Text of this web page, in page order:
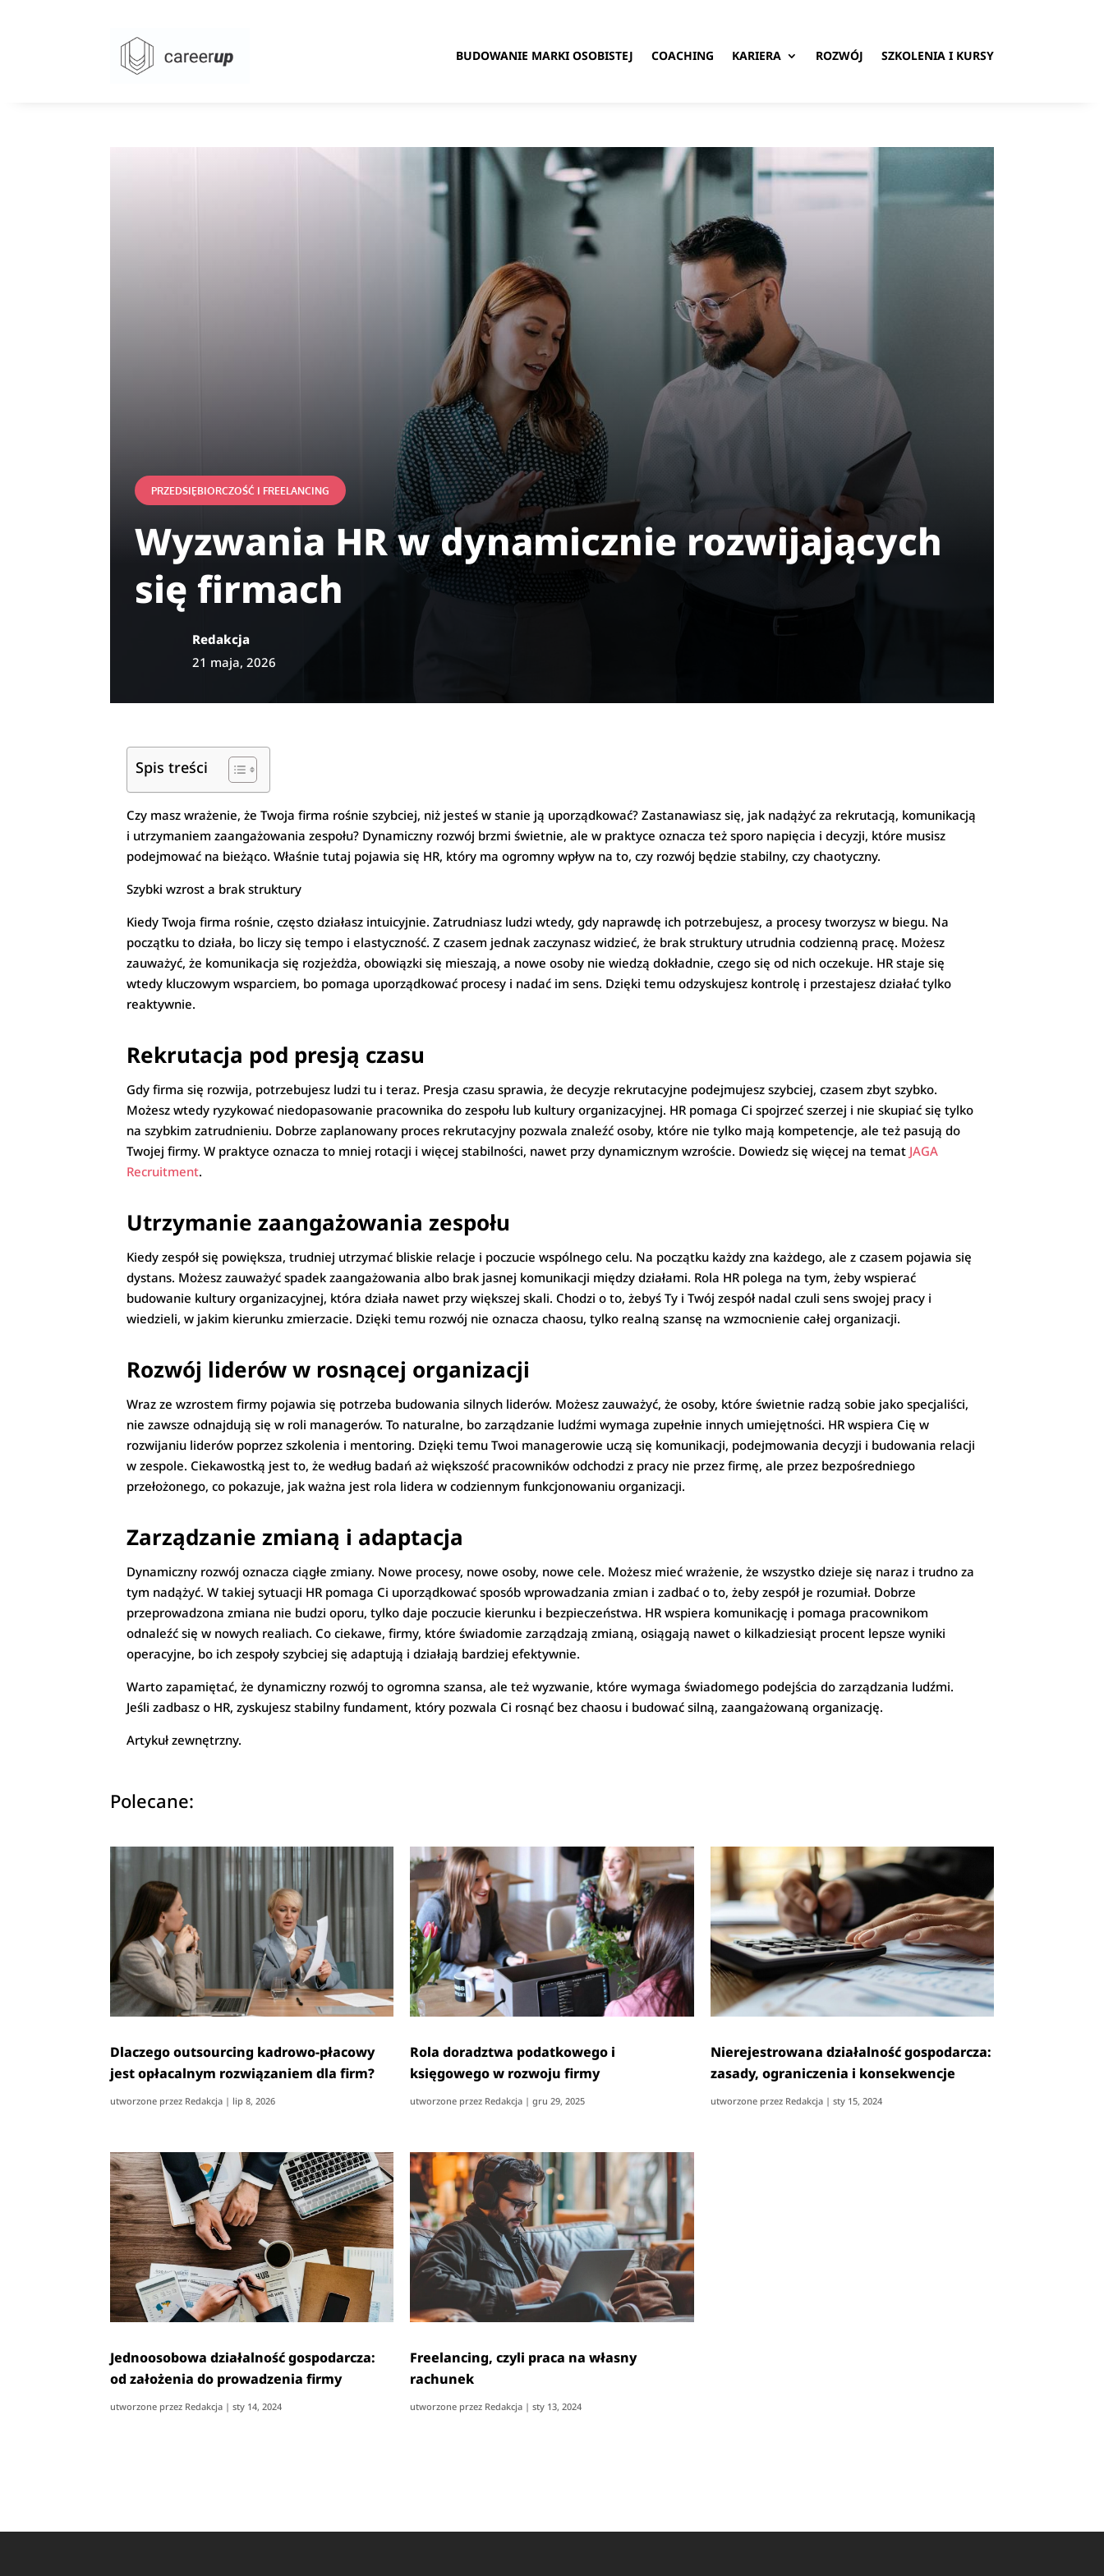
BUDOWANIE MARKI OSOBISTEJ COACHING KARIERA ROZWÓJ SZKOLENIA I KURSY
PRZEDSIĘBIORCZOŚĆ I FREELANCING
Wyzwania HR w dynamicznie rozwijających
się firmach
Redakcja
21 maja, 2026
Spis treści
Czy masz wrażenie, że Twoja firma rośnie szybciej, niż jesteś w stanie ją uporządkować? Zastanawiasz się, jak nadążyć za rekrutacją, komunikacją
i utrzymaniem zaangażowania zespołu? Dynamiczny rozwój brzmi świetnie, ale w praktyce oznacza też sporo napięcia i decyzji, które musisz
podejmować na bieżąco. Właśnie tutaj pojawia się HR, który ma ogromny wpływ na to, czy rozwój będzie stabilny, czy chaotyczny.
Szybki wzrost a brak struktury
Kiedy Twoja firma rośnie, często działasz intuicyjnie. Zatrudniasz ludzi wtedy, gdy naprawdę ich potrzebujesz, a procesy tworzysz w biegu. Na
początku to działa, bo liczy się tempo i elastyczność. Z czasem jednak zaczynasz widzieć, że brak struktury utrudnia codzienną pracę. Możesz
zauważyć, że komunikacja się rozjeżdża, obowiązki się mieszają, a nowe osoby nie wiedzą dokładnie, czego się od nich oczekuje. HR staje się
wtedy kluczowym wsparciem, bo pomaga uporządkować procesy i nadać im sens. Dzięki temu odzyskujesz kontrolę i przestajesz działać tylko
reaktywnie.
Rekrutacja pod presją czasu
Gdy firma się rozwija, potrzebujesz ludzi tu i teraz. Presja czasu sprawia, że decyzje rekrutacyjne podejmujesz szybciej, czasem zbyt szybko.
Możesz wtedy ryzykować niedopasowanie pracownika do zespołu lub kultury organizacyjnej. HR pomaga Ci spojrzeć szerzej i nie skupiać się tylko
na szybkim zatrudnieniu. Dobrze zaplanowany proces rekrutacyjny pozwala znaleźć osoby, które nie tylko mają kompetencje, ale też pasują do
Twojej firmy. W praktyce oznacza to mniej rotacji i więcej stabilności, nawet przy dynamicznym wzroście. Dowiedz się więcej na temat JAGA
Recruitment.
Utrzymanie zaangażowania zespołu
Kiedy zespół się powiększa, trudniej utrzymać bliskie relacje i poczucie wspólnego celu. Na początku każdy zna każdego, ale z czasem pojawia się
dystans. Możesz zauważyć spadek zaangażowania albo brak jasnej komunikacji między działami. Rola HR polega na tym, żeby wspierać
budowanie kultury organizacyjnej, która działa nawet przy większej skali. Chodzi o to, żebyś Ty i Twój zespół nadal czuli sens swojej pracy i
wiedzieli, w jakim kierunku zmierzacie. Dzięki temu rozwój nie oznacza chaosu, tylko realną szansę na wzmocnienie całej organizacji.
Rozwój liderów w rosnącej organizacji
Wraz ze wzrostem firmy pojawia się potrzeba budowania silnych liderów. Możesz zauważyć, że osoby, które świetnie radzą sobie jako specjaliści,
nie zawsze odnajdują się w roli managerów. To naturalne, bo zarządzanie ludźmi wymaga zupełnie innych umiejętności. HR wspiera Cię w
rozwijaniu liderów poprzez szkolenia i mentoring. Dzięki temu Twoi managerowie uczą się komunikacji, podejmowania decyzji i budowania relacji
w zespole. Ciekawostką jest to, że według badań aż większość pracowników odchodzi z pracy nie przez firmę, ale przez bezpośredniego
przełożonego, co pokazuje, jak ważna jest rola lidera w codziennym funkcjonowaniu organizacji.
Zarządzanie zmianą i adaptacja
Dynamiczny rozwój oznacza ciągłe zmiany. Nowe procesy, nowe osoby, nowe cele. Możesz mieć wrażenie, że wszystko dzieje się naraz i trudno za
tym nadążyć. W takiej sytuacji HR pomaga Ci uporządkować sposób wprowadzania zmian i zadbać o to, żeby zespół je rozumiał. Dobrze
przeprowadzona zmiana nie budzi oporu, tylko daje poczucie kierunku i bezpieczeństwa. HR wspiera komunikację i pomaga pracownikom
odnaleźć się w nowych realiach. Co ciekawe, firmy, które świadomie zarządzają zmianą, osiągają nawet o kilkadziesiąt procent lepsze wyniki
operacyjne, bo ich zespoły szybciej się adaptują i działają bardziej efektywnie.
Warto zapamiętać, że dynamiczny rozwój to ogromna szansa, ale też wyzwanie, które wymaga świadomego podejścia do zarządzania ludźmi.
Jeśli zadbasz o HR, zyskujesz stabilny fundament, który pozwala Ci rosnąć bez chaosu i budować silną, zaangażowaną organizację.
Artykuł zewnętrzny.
Polecane:
Dlaczego outsourcing kadrowo-płacowy
jest opłacalnym rozwiązaniem dla firm?
utworzone przez Redakcja | lip 8, 2026
Rola doradztwa podatkowego i
księgowego w rozwoju firmy
utworzone przez Redakcja |gru 29, 2025
Nierejestrowana działalność gospodarcza:
zasady, ograniczenia i konsekwencje
utworzone przez Redakcja| sty 15, 2024
Jednoosobowa działalność gospodarcza:
od założenia do prowadzenia firmy
utworzone przez Redakcja |sty 14, 2024
Freelancing, czyli praca na własny
rachunek
utworzone przez Redakcja |sty 13, 2024